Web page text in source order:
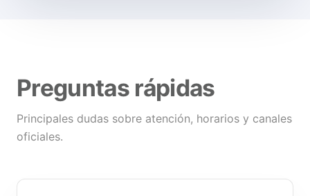
Preguntas rápidas
Principales dudas sobre atención, horarios y canales
oficiales.